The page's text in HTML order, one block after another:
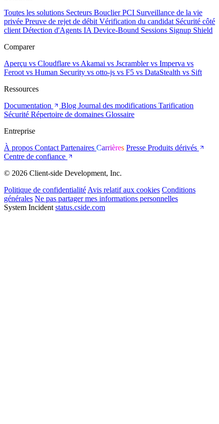
Toutes les solutions Secteurs Bouclier PCI Surveillance de la vie
privée Preuve de rejet de débit Vérification du candidat Sécurité côté
client Détection d'Agents IA Device-Bound Sessions Signup Shield
Comparer
Aperçu vs Cloudflare vs Akamai vs Jscramblervs Imperva vs
Feroot vs Human Security vs otto-js vs F5 vs DataStealth vs Sift
Ressources
Documentation
Blog Journal des modifications Tarification
Sécurité Répertoire de domaines Glossaire
Entreprise
À propos Contact Partenaires Carrières Presse Produits dérivés
Centre de confiance
© 2026 Client-side Development, Inc.
Politique de confidentialité Avis relatif aux cookies Conditions
générales Ne pas partager mes informations personnelles
System Incident status.cside.com